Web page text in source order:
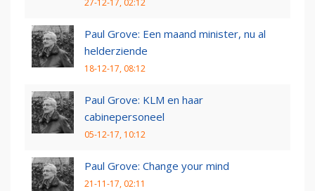
27-12-17, 02:12
Paul Grove: Een maand minister, nu al
helderziende
18-12-17, 08:12
Paul Grove: KLM en haar
cabinepersoneel
05-12-17, 10:12
Paul Grove: Change your mind
21-11-17, 02:11